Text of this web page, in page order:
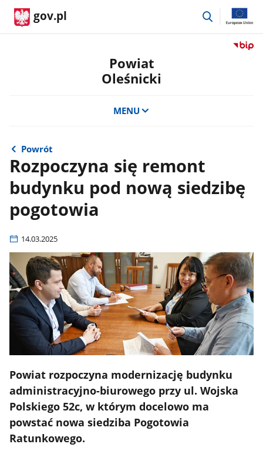
gov.pl
przejdź
Przejdź
Powiat
Oleśnicki
MENU
Powrót
Rozpoczyna się remont
budynku pod nową siedzibę
pogotowia
14.03.2025
Powiat rozpoczyna modernizację budynku
administracyjno-biurowego przy ul. Wojska
Polskiego 52c, w którym docelowo ma
powstać nowa siedziba Pogotowia
Ratunkowego.